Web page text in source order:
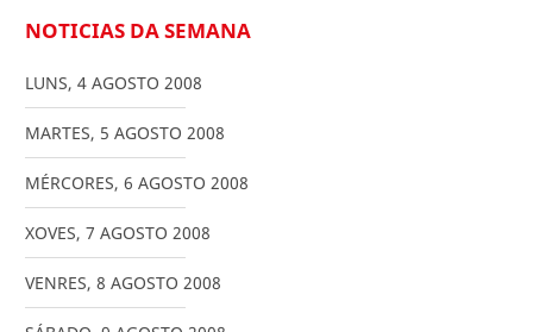
NOTICIAS DA SEMANA
LUNS, 4 AGOSTO 2008
MARTES, 5 AGOSTO 2008
MÉRCORES, 6 AGOSTO 2008
XOVES, 7 AGOSTO 2008
VENRES, 8 AGOSTO 2008